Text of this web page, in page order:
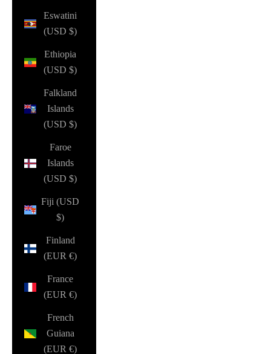
Eswatini
(USD $)
Ethiopia
(USD $)
Falkland
Islands
(USD $)
Faroe
Islands
(USD $)
Fiji (USD
$)
Finland
(EUR €)
France
(EUR €)
French
Guiana
(EUR €)